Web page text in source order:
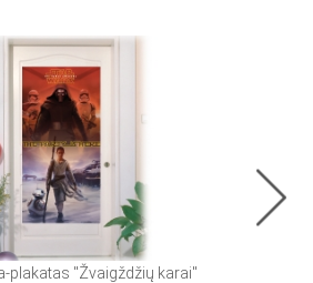
plakatas "Žvaigždžių karai"